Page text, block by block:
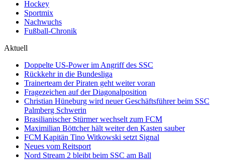
Hockey
Sportmix
Nachwuchs
Fußball-Chronik
Aktuell
Doppelte US-Power im Angriff des SSC
Rückkehr in die Bundesliga
Trainerteam der Piraten geht weiter voran
Fragezeichen auf der Diagonalposition
Christian Hüneburg wird neuer Geschäftsführer beim SSC
Palmberg Schwerin
Brasilianischer Stürmer wechselt zum FCM
Maximilian Böttcher hält weiter den Kasten sauber
FCM Kapitän Tino Witkowski setzt Signal
Neues vom Reitsport
Nord Stream 2 bleibt beim SSC am Ball